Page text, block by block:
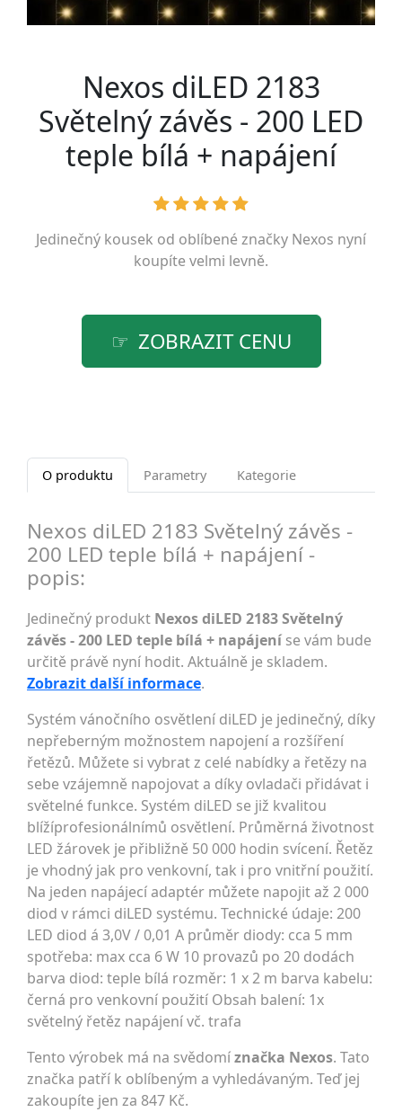
Nexos diLED 2183
Světelný závěs - 200 LED
teple bílá + napájení
Jedinečný kousek od oblíbené značky Nexos nyní
koupíte velmi levně.
ZOBRAZIT CENU
O produktu Parametry Kategorie
Nexos diLED 2183 Světelný závěs -
200 LED teple bílá + napájení -
popis:
Jedinečný produkt Nexos diLED 2183 Světelný
závěs - 200 LED teple bílá + napájení se vám bude
určitě právě nyní hodit. Aktuálně je skladem.
Zobrazit další informace.
Systém vánočního osvětlení diLED je jedinečný, díky
nepřeberným možnostem napojení a rozšíření
řetězů. Můžete si vybrat z celé nabídky a řetězy na
sebe vzájemně napojovat a díky ovladači přidávat i
světelné funkce. Systém diLED se již kvalitou
blížíprofesionálnímů osvětlení. Průměrná životnost
LED žárovek je přibližně 50 000 hodin svícení. Řetěz
je vhodný jak pro venkovní, tak i pro vnitřní použití.
Na jeden napájecí adaptér můžete napojit až 2 000
diod v rámci diLED systému. Technické údaje: 200
LED diod á 3,0V / 0,01 A průměr diody: cca 5 mm
spotřeba: max cca 6 W 10 provazů po 20 dodách
barva diod: teple bílá rozměr: 1 x 2 m barva kabelu:
černá pro venkovní použití Obsah balení: 1x
světelný řetěz napájení vč. trafa
Tento výrobek má na svědomíznačka Nexos. Tato
značka patří k oblíbeným a vyhledávaným. Teď jej
zakoupíte jen za 847 Kč.